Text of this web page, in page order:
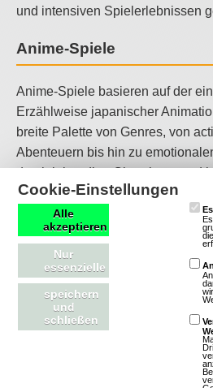
und intensiven Spielerlebnissen
Anime-Spiele
Anime-Spiele basieren auf der
Erzählweise japanischer
breite Palette von Genres, von
Abenteuern bis hin zu
durch lebendige Charaktere und
Leben erweckt werden. Anime-
der japanischen Popkultur, die in
voller Fantasie und Emotionen
Klassische Spiele
Klassische Spiele bieten eine
die oft von einfachen Grafiken,
Spielmechaniken und einer
geprägt ist. Sie zeichnen sich
Cookie-Einstellungen
Alle
akzeptieren
Nur
essenzielle
speichern
und
schließen